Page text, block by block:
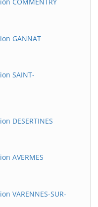
GANNAT
SAINT-
DESERTINES
AVERMES
VARENNES-SUR-